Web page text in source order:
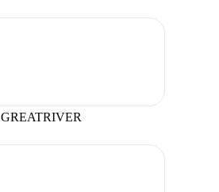
GREATRIVER